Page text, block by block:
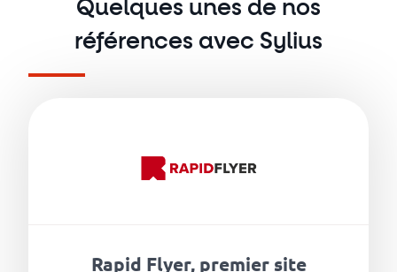
Quelques unes de nos
références avec Sylius
Rapid Flyer, premier site